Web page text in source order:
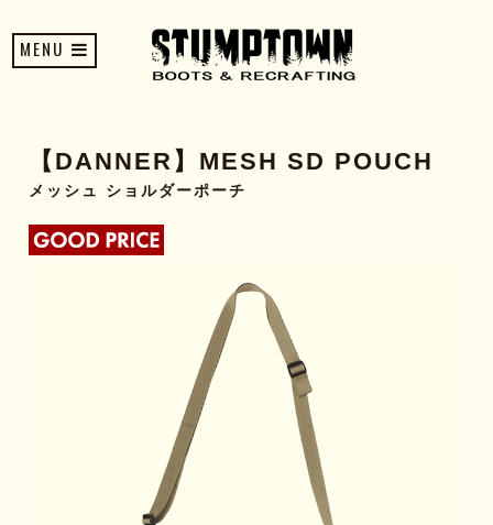
MENU
【DANNER】MESH SD POUCH
メッシュ ショルダーポーチ